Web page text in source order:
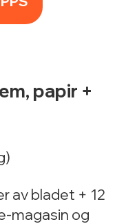
papir +
av bladet + 12
magasin og